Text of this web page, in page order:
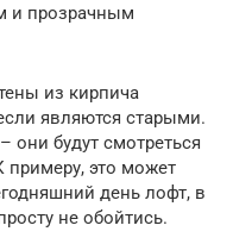
и прозрачным
из кирпича
являются старыми.
они будут смотреться
примеру, это может
день лофт, в
не обойтись.